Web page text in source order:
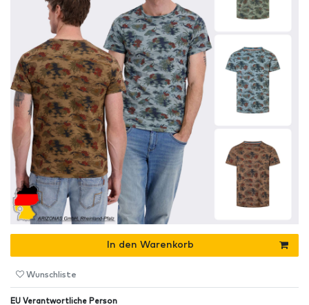
In den Warenkorb
Wunschliste
EU Verantwortliche Person